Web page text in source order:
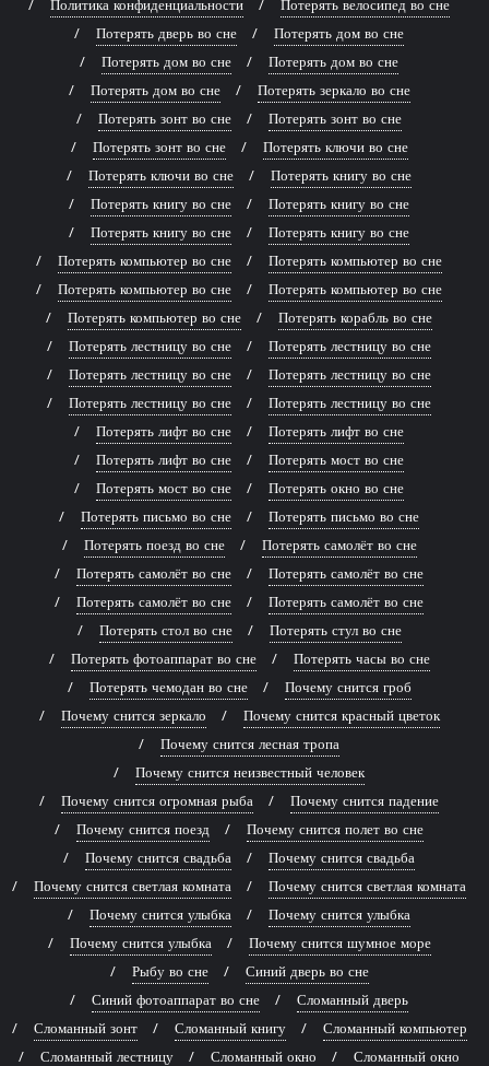
Политика конфиденциальности
Потерять велосипед во сне
Потерять дверь во сне
Потерять дом во сне
Потерять дом во сне
Потерять дом во сне
Потерять дом во сне
Потерять зеркало во сне
Потерять зонт во сне
Потерять зонт во сне
Потерять зонт во сне
Потерять ключи во сне
Потерять ключи во сне
Потерять книгу во сне
Потерять книгу во сне
Потерять книгу во сне
Потерять книгу во сне
Потерять книгу во сне
Потерять компьютер во сне
Потерять компьютер во сне
Потерять компьютер во сне
Потерять компьютер во сне
Потерять компьютер во сне
Потерять корабль во сне
Потерять лестницу во сне
Потерять лестницу во сне
Потерять лестницу во сне
Потерять лестницу во сне
Потерять лестницу во сне
Потерять лестницу во сне
Потерять лифт во сне
Потерять лифт во сне
Потерять лифт во сне
Потерять мост во сне
Потерять мост во сне
Потерять окно во сне
Потерять письмо во сне
Потерять письмо во сне
Потерять поезд во сне
Потерять самолёт во сне
Потерять самолёт во сне
Потерять самолёт во сне
Потерять самолёт во сне
Потерять самолёт во сне
Потерять стол во сне
Потерять стул во сне
Потерять фотоаппарат во сне
Потерять часы во сне
Потерять чемодан во сне
Почему снится гроб
Почему снится зеркало
Почему снится красный цветок
Почему снится лесная тропа
Почему снится неизвестный человек
Почему снится огромная рыба
Почему снится падение
Почему снится поезд
Почему снится полет во сне
Почему снится свадьба
Почему снится свадьба
Почему снится светлая комната
Почему снится светлая комната
Почему снится улыбка
Почему снится улыбка
Почему снится улыбка
Почему снится шумное море
Рыбу во сне
Синий дверь во сне
Синий фотоаппарат во сне
Сломанный дверь
Сломанный зонт
Сломанный книгу
Сломанный компьютер
Сломанный лестницу
Сломанный окно Сломанный окно